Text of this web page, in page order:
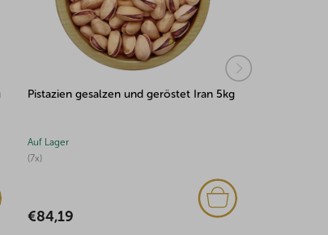
Pistazien gesalzen und geröstet USA 5kg
(10x)
Auf Lager
€75,92